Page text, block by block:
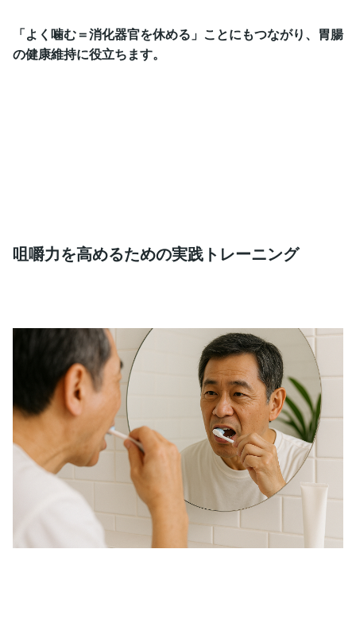
「よく噛む＝消化器官を休める」ことにもつながり、胃腸
の健康維持に役立ちます。
咀嚼力を高めるための実践トレーニング